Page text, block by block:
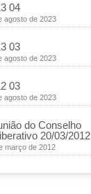
04
agosto de 2023
03
agosto de 2023
03
agosto de 2023
do Conselho
20/03/2012
março de 2012